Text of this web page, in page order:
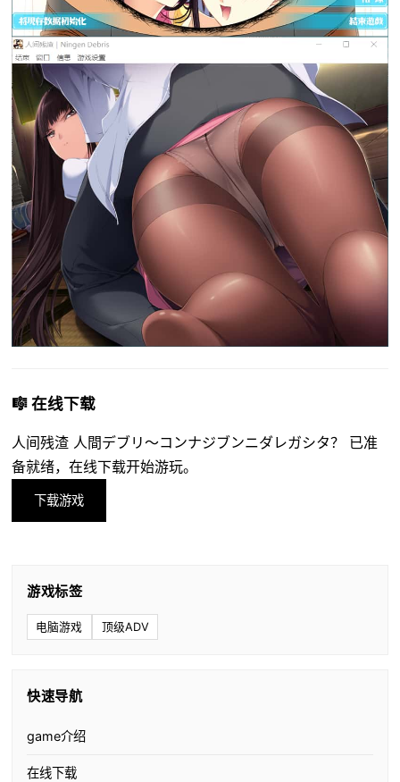
🎼 在线下载
人间残渣 人間デブリ～コンナジブンニダレガシタ？ 已准
备就绪，在线下载开始游玩。
下载游戏
游戏标签
电脑游戏 顶级ADV
快速导航
game介绍
在线下载